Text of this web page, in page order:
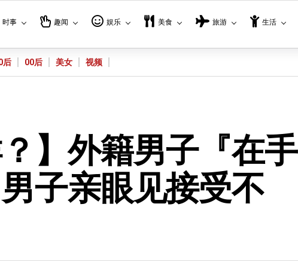
时事 趣闻 娱乐 美食 旅游 生活
后 00后 美女 视频
】外籍男子『在手
子亲眼见接受不